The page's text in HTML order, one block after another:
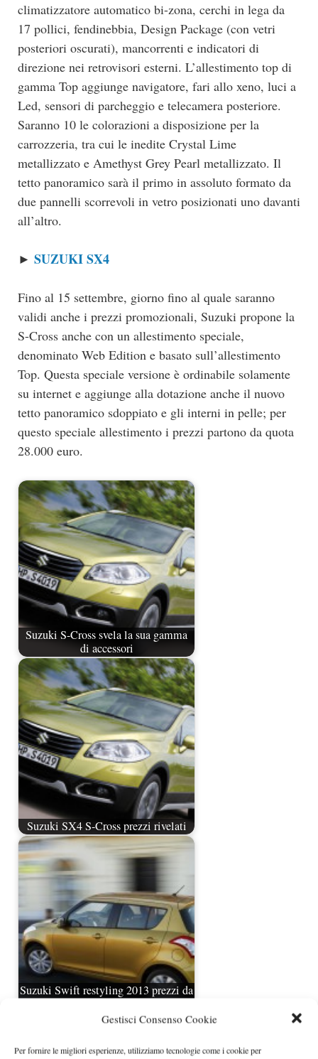
Gestisci Consenso Cookie
Per fornire le migliori esperienze, utilizziamo tecnologie come i cookie per
climatizzatore automatico bi-zona, cerchi in lega da
17 pollici, fendinebbia, Design Package (con vetri
posteriori oscurati), mancorrenti e indicatori di
direzione nei retrovisori esterni. L’allestimento top di
gamma Top aggiunge navigatore, fari allo xeno, luci a
Led, sensori di parcheggio e telecamera posteriore.
Saranno 10 le colorazioni a disposizione per la
carrozzeria, tra cui le inedite Crystal Lime
metallizzato e Amethyst Grey Pearl metallizzato. Il
tetto panoramico sarà il primo in assoluto formato da
due pannelli scorrevoli in vetro posizionati uno davanti
all’altro.
► SUZUKI SX4
Fino al 15 settembre, giorno fino al quale saranno
validi anche i prezzi promozionali, Suzuki propone la
S-Cross anche con un allestimento speciale,
denominato Web Edition e basato sull’allestimento
Top. Questa speciale versione è ordinabile solamente
su internet e aggiunge alla dotazione anche il nuovo
tetto panoramico sdoppiato e gli interni in pelle; per
questo speciale allestimento i prezzi partono da quota
28.000 euro.
Suzuki S-Cross svela la sua gamma
di accessori
Suzuki SX4 S-Cross prezzi rivelati
Suzuki Swift restyling 2013 prezzi da
11.990 euro